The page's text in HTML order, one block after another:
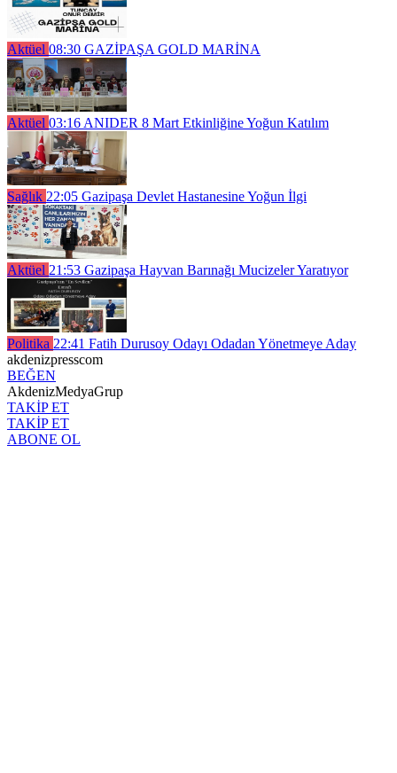
Aktüel 08:30 GAZİPAŞA GOLD MARİNA
Aktüel 03:16 ANIDER 8 Mart Etkinliğine Yoğun Katılım
Sağlık 22:05 Gazipaşa Devlet Hastanesine Yoğun İlgi
Aktüel 21:53 Gazipaşa Hayvan Barınağı Mucizeler Yaratıyor
Politika 22:41 Fatih Durusoy Odayı Odadan Yönetmeye Aday
akdenizpresscom
BEĞEN
AkdenizMedyaGrup
TAKİP ET
TAKİP ET
ABONE OL